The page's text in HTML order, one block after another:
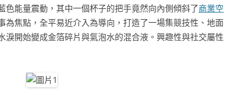
色能量震動，其中一個杯子的把手竟然向內側傾斜了商業空
為焦點，全平易近介入為導向，打造了一場集競技性、地面
淚開始變成金箔碎片與氣泡水的混合液。興趣性與社交屬性